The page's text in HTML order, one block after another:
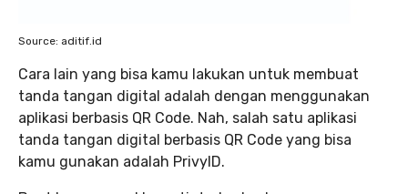
Source: aditif.id
Cara lain yang bisa kamu lakukan untuk membuat
tanda tangan digital adalah dengan menggunakan
aplikasi berbasis QR Code. Nah, salah satu aplikasi
tanda tangan digital berbasis QR Code yang bisa
kamu gunakan adalah PrivyID.